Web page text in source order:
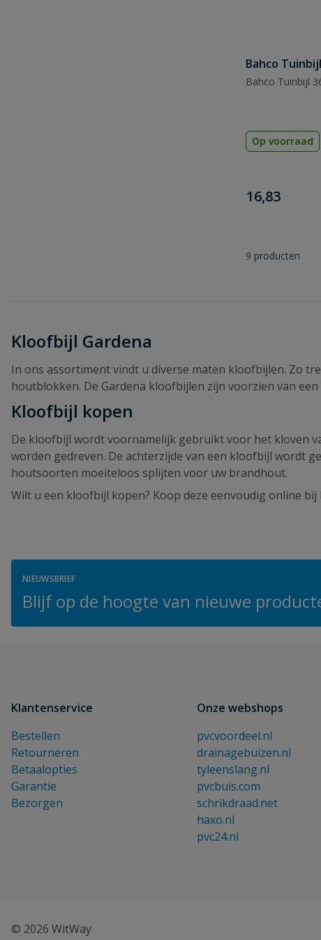
Bahco
Bahco Tuinbijl
Op voorraad
€
16,83
9 producten
Kloofbijl Gardena
In ons assortiment vindt u diverse maten kloofbijlen. Zo
houtblokken. De Gardena kloofbijlen zijn voorzien van
Kloofbijl kopen
De kloofbijl wordt voornamelijk gebruikt voor het kloven
worden gedreven. De achterzijde van een kloofbijl wordt
houtsoorten moeiteloos splijten voor uw brandhout.
Wilt u een kloofbijl kopen? Koop deze eenvoudig online
NIEUWSBRIEF
Blijf op de hoogte van nieuwe
Klantenservice
Bestellen
Retourneren
Betaalopties
Garantie
Bezorgen
Onze webshops
pvcvoordeel.nl
drainagebuizen.nl
tyleenslang.nl
pvcbuis.com
schrikdraad.net
haxo.nl
pvc24.nl
© 2026 WitWay